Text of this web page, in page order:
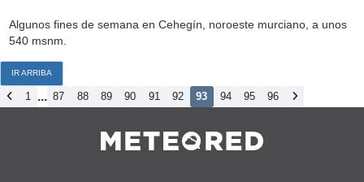
Algunos fines de semana en Cehegín, noroeste murciano, a unos
540 msnm.
IR ARRIBA
1 ... 87 88 89 90 91 92 93 94 95 96